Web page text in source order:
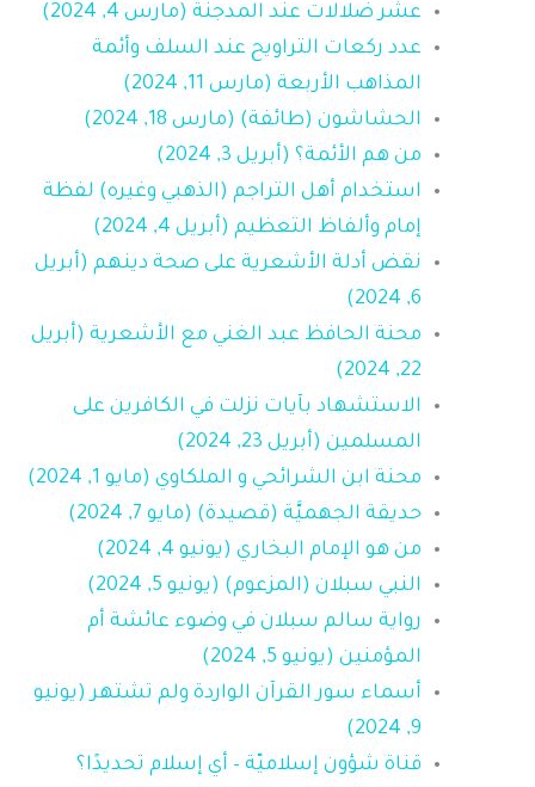
عشر ضلالات عند المدجنة (مارس 4, 2024)
عدد ركعات التراويح عند السلف وأئمة
المذاهب الأربعة (مارس 11, 2024)
الحشاشون (طائفة) (مارس 18, 2024)
من هم الأئمة؟ (أبريل 3, 2024)
استخدام أهل التراجم (الذهبي وغيره) لفظة
إمام وألفاظ التعظيم (أبريل 4, 2024)
نقض أدلة الأشعرية على صحة دينهم (أبريل
6, 2024)
محنة الحافظ عبد الغني مع الأشعرية (أبريل
22, 2024)
الاستشهاد بآيات نزلت في الكافرين على
المسلمين (أبريل 23, 2024)
محنة ابن الشرائحي و الملكاوي (مايو 1, 2024)
حديقة الجهميَّة (قصيدة) (مايو 7, 2024)
من هو الإمام البخاري (يونيو 4, 2024)
النبي سبلان (المزعوم) (يونيو 5, 2024)
رواية سالم سبلان في وضوء عائشة أم
المؤمنين (يونيو 5, 2024)
أسماء سور القرآن الواردة ولم تشتهر (يونيو
9, 2024)
قناة شؤون إسلاميّة – أي إسلام تحديدًا؟